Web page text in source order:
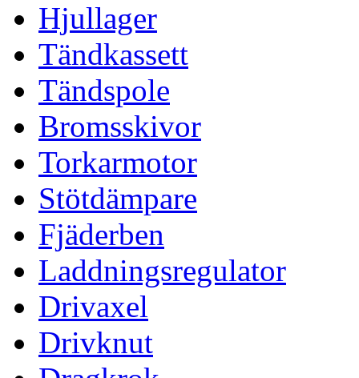
Hjullager
Tändkassett
Tändspole
Bromsskivor
Torkarmotor
Stötdämpare
Fjäderben
Laddningsregulator
Drivaxel
Drivknut